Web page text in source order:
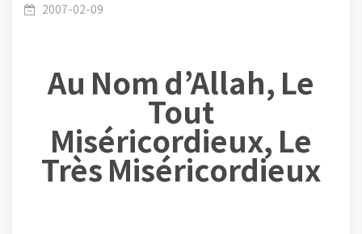
a accompli le culte de pèlerinage.
2007-02-09
Au Nom d’Allah, Le
Tout
Miséricordieux, Le
Très Miséricordieux